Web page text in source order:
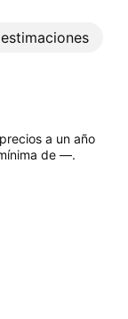
a un año
de —.